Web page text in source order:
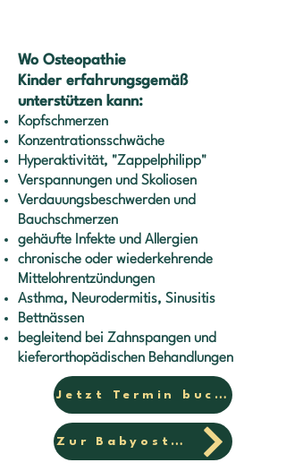
Wo Osteopathie
Kindererfahrungsgemäß
unterstützen kann:
Kopfschmerzen
Konzentrationsschwäche
Hyperaktivität, "Zappelphilipp"
Verspannungen und Skoliosen
Verdauungsbeschwerden und
Bauchschmerzen
gehäufte Infekte und Allergien
chronische oder wiederkehrende
Mittelohrentzündungen
Asthma, Neurodermitis, Sinusitis
Bettnässen
begleitend bei Zahnspangen und
kieferorthopädischen Behandlungen
Jetzt Termin buchen
Zur Babyosteopathie